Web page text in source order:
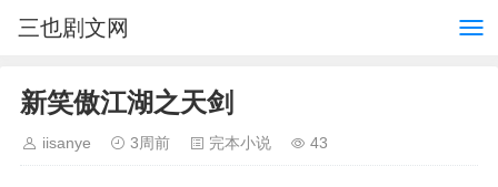
三也剧文网
新笑傲江湖之天剑
iisanye 3周前 完本小说 43